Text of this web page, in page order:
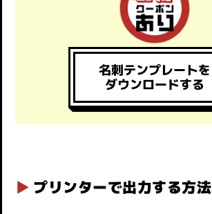
名刺テンプレートを
ダウンロードする
プリンターで出力する方法